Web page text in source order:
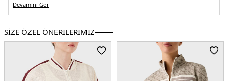
Cep Bilgisi :Cepli
Kalıp Bilgisi :Regular Fit
Menşei :Çin
5DK2V5BQ15KCX22JBLK.07
Devamını Gör
SİZE ÖZEL ÖNERİLERİMİZ